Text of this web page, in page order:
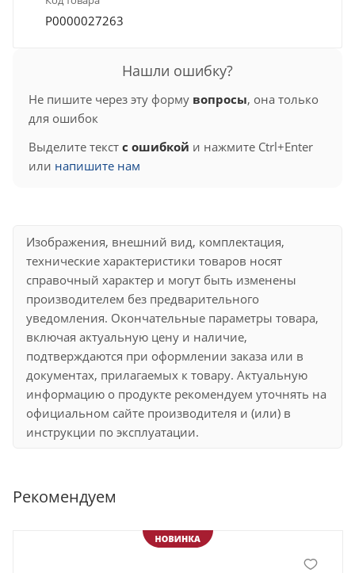
Р0000027263
Нашли ошибку?
Не пишите через эту форму вопросы, она только
для ошибок
Выделите текст с ошибкой и нажмите Ctrl+Enter
или напишите нам
Изображения, внешний вид, комплектация,
технические характеристики товаров носят
справочный характер и могут быть изменены
производителем без предварительного
уведомления. Окончательные параметры товара,
включая актуальную цену и наличие,
подтверждаются при оформлении заказа или в
документах, прилагаемых к товару. Актуальную
информацию о продукте рекомендуем уточнять на
официальном сайте производителя и (или) в
инструкции по эксплуатации.
Рекомендуем